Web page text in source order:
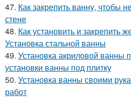
47. Как закрепить ванну, чтобы
стене
48. Как установить и закрепить
Установка стальной ванны
49. Установка акриловой ванны
установки ванны под плитку
50. Установка ванны своими
работ